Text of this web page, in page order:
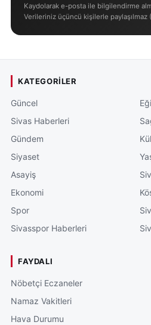
Kaydolarak e-posta ile bilgilendirme
Verileriniz üçüncü kişilerle paylaşılmaz
KATEGORILER
Güncel
Sivas Haberleri
Gündem
Siyaset
Asayiş
Ekonomi
Spor
Sivasspor Haberleri
FAYDALI
Nöbetçi Eczaneler
Namaz Vakitleri
Hava Durumu